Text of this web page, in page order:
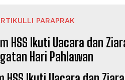
PARAPRAK